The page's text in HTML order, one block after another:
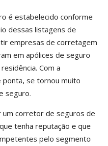
é estabelecido conforme
dessas listagens de
empresas de corretagem
em apólices de seguro
Com a
ponta, se tornou muito
seguro.
um corretor de seguros de
tenha reputação e que
pelo segmento